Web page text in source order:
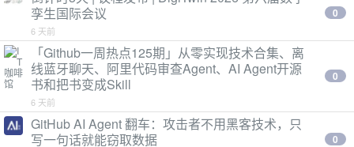
孪生国际会议
6 天前
0
「Github一周热点125期」从零实现技术合集、离
线蓝牙聊天、阿里代码审查Agent、AI Agent开源
书和把书变成Skill
6 天前
0
GitHub AI Agent 翻车：攻击者不用黑客技术，只
写一句话就能窃取数据
0